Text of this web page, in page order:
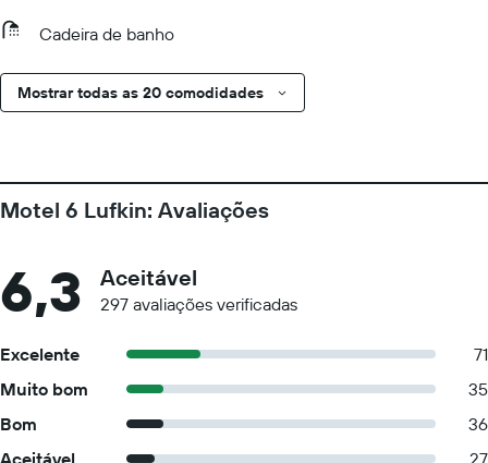
Cadeira de banho
Mostrar todas as 20 comodidades
Motel 6 Lufkin: Avaliações
6,3 Aceitável
297 avaliações verificadas
Excelente
71
Muito bom
35
Bom
36
Aceitável
27